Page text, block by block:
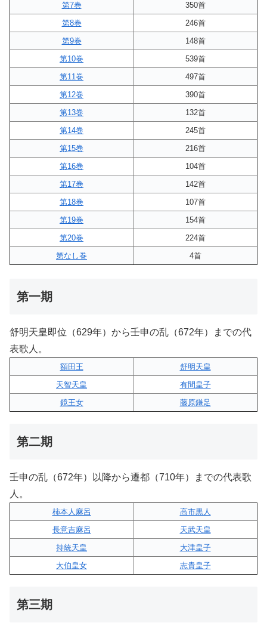
第7巻
350首
第8巻
246首
第9巻
148首
第10巻
539首
第11巻
497首
第12巻
390首
第13巻
132首
第14巻
245首
第15巻
216首
第16巻
104首
第17巻
142首
第18巻
107首
第19巻
154首
第20巻
224首
第なし巻
4首
第一期
舒明天皇即位（629年）から壬申の乱（672年）までの代
表歌人。
額田王
舒明天皇
天智天皇
有間皇子
鏡王女
藤原鎌足
第二期
壬申の乱（672年）以降から遷都（710年）までの代表歌
人。
柿本人麻呂
高市黒人
長意吉麻呂
天武天皇
持統天皇
大津皇子
大伯皇女
志貴皇子
第三期